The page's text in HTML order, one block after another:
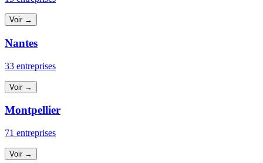
Voir →
Nantes
33 entreprises
Voir →
Montpellier
71 entreprises
Voir →